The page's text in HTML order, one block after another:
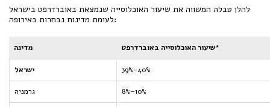
להלן טבלה המשווה את שיעור האוכלוסייה שנמצאת באוברדרפט בישראל
לעומת מדינות נבחרות באירופה:
מדינה שיעור האוכלוסייה באוברדרפט*
ישראל 39%–40%
גרמניה 8%–10%